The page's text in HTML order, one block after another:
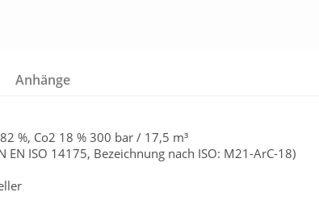
Anhänge
%, Co2 18 % 300 bar / 17,5 m³
ISO 14175, Bezeichnung nach ISO: M21-ArC-18)